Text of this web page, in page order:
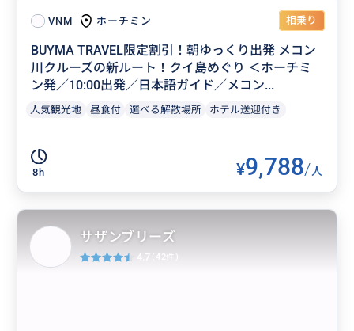
VNM ホーチミン 相乗り
BUYMA TRAVEL限定割引！朝ゆっくり出発 メコン
川クルーズの新ルート！クイ島めぐり ＜ホーチミ
ン発／10:00出発／日本語ガイド／メコン...
人気観光地 昼食付 選べる解散場所 ホテル送迎付き
8h ¥9,788/人
サザンブリーズ
4.7 (42件)